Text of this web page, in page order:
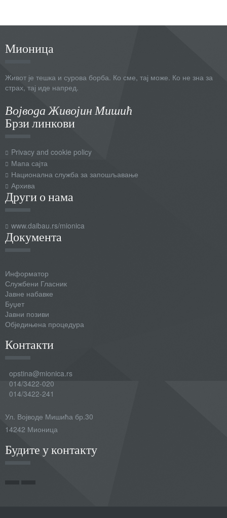
Мионица
Живот је тешка и сурова борба. Ко сме, тај може. Ко не зна за
страх, тај иде напред.
Војвода Живојин Мишић
Брзи линкови
Privacy and cookie policy
Мапа сајта
Национална служба за запошљавање
Архива
Други о нама
www.daibau.rs/mionica
Документа
Информатор
Службени Гласник
Јавне набавке
Буџет
Јавни позиви
Обједињена процедура
Контакти
opstina@mionica.rs
014/3422-020
014/3422-241
Ул. Војводе Мишића бр.30
14242 Мионица
Будите у контакту